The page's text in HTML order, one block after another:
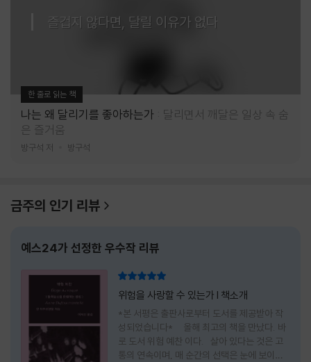
즐겁지 않다면, 달릴 이유가 없다
한 줄로 읽는 책
나는 왜 달리기를 좋아하는가
달리면서 깨달은 일상 속 숨
은 즐거움
방구석 저 방구석
금주의 인기 리뷰
예스24가 선정한 우수작 리뷰
위험을 사랑할 수 있는가 l 책소개
*본 서평은 출판사로부터 도서를 제공받아 작
성되었습니다* 올해 최고의 책을 만났다. 바
로 도서 위험 예찬 이다. 살아 있다는 것은 고
통의 연속이며, 매 순간의 선택은 눈에 보이지